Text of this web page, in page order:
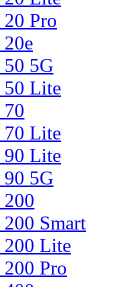
Pro
5G
Lite
Lite
Lite
5G
Smart
Lite
Pro